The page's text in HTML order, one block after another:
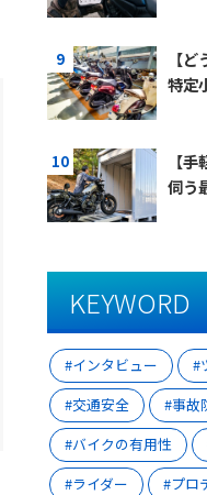
【
特定
【
伺う
KEYWORD
インタビュー
交通安全
事故
バイクの有用性
ライダー
プロ